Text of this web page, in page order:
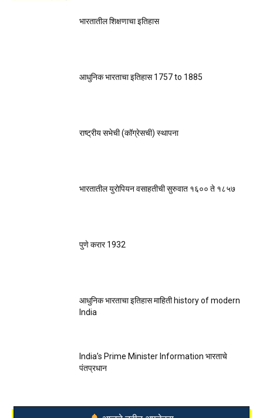
भारतातील शिक्षणाचा इतिहास
आधुनिक भारताचा इतिहास 1757 to 1885
राष्ट्रीय सभेची (कॉग्रेसची) स्थापना
भारतातील युरोपियन वसाहतीची सुरुवात १६०० ते १८५७
पुणे करार 1932
आधुनिक भारताचा इतिहास माहिती history of modern
India
India’s Prime Minister Information भारताचे
पंतप्रधान